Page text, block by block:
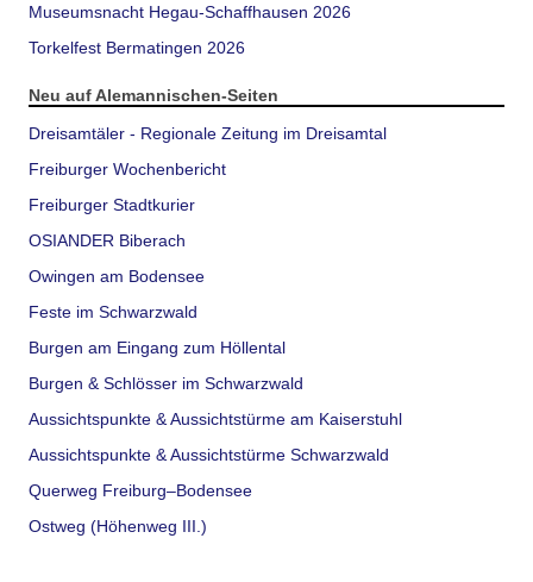
Museumsnacht Hegau-Schaffhausen 2026
Torkelfest Bermatingen 2026
Neu auf Alemannischen-Seiten
Dreisamtäler - Regionale Zeitung im Dreisamtal
Freiburger Wochenbericht
Freiburger Stadtkurier
OSIANDER Biberach
Owingen am Bodensee
Feste im Schwarzwald
Burgen am Eingang zum Höllental
Burgen & Schlösser im Schwarzwald
Aussichtspunkte & Aussichtstürme am Kaiserstuhl
Aussichtspunkte & Aussichtstürme Schwarzwald
Querweg Freiburg–Bodensee
Ostweg (Höhenweg III.)